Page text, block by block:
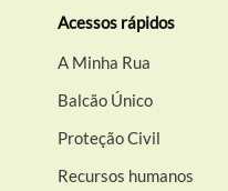
Acessos rápidos
A Minha Rua
Balcão Único
Proteção Civil
Recursos humanos